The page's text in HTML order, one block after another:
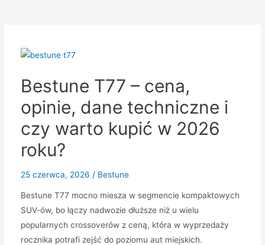
Bestune T77 – cena,
opinie, dane techniczne i
czy warto kupić w 2026
roku?
25 czerwca, 2026 / Bestune
Bestune T77 mocno miesza w segmencie kompaktowych
SUV-ów, bo łączy nadwozie dłuższe niż u wielu
popularnych crossoverów z ceną, która w wyprzedaży
rocznika potrafi zejść do poziomu aut miejskich.